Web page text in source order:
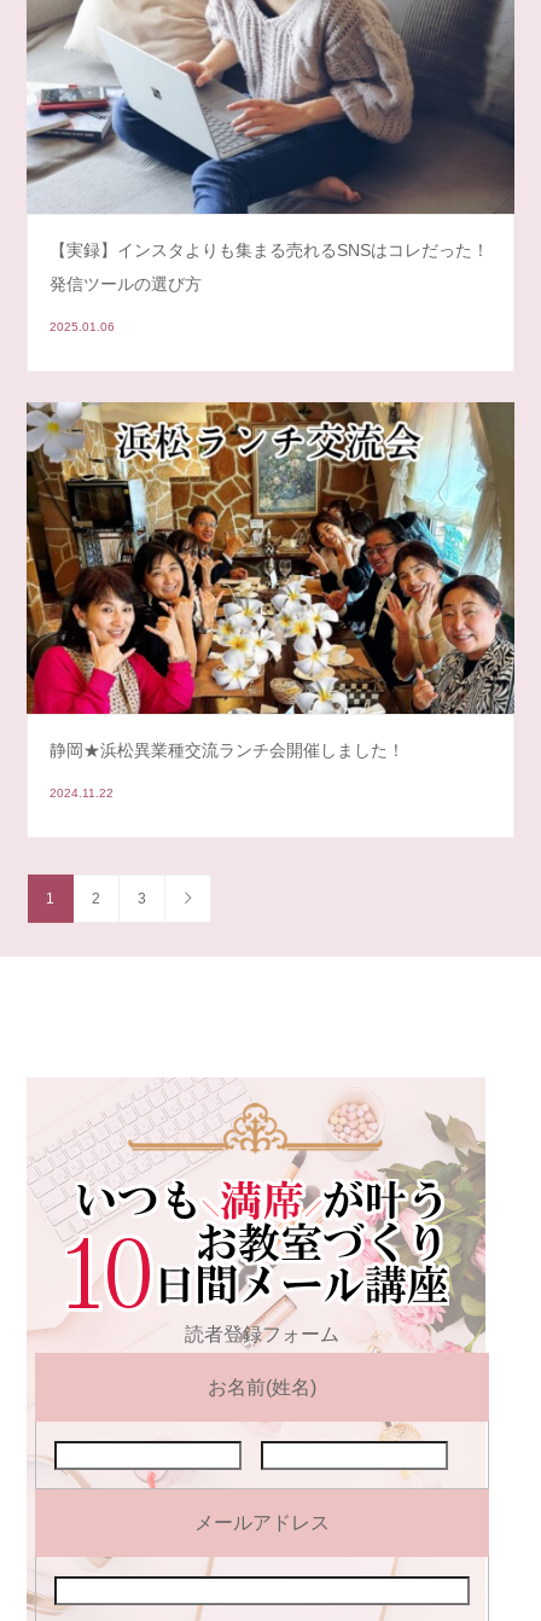
【実録】インスタよりも集まる売れるSNSはコレだった！
発信ツールの選び方
2025.01.06
静岡★浜松異業種交流ランチ会開催しました！
2024.11.22
1 2 3
読者登録フォーム
お名前(姓名)
メールアドレス